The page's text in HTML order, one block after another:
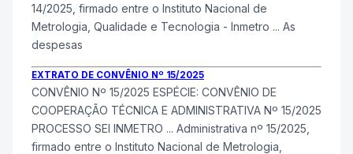
14/2025, firmado entre o Instituto Nacional de
Metrologia, Qualidade e Tecnologia - Inmetro ... As
despesas
EXTRATO DE CONVÊNIO Nº 15/2025
CONVÊNIO Nº 15/2025 ESPÉCIE: CONVÊNIO DE
COOPERAÇÃO TÉCNICA E ADMINISTRATIVA Nº 15/2025
PROCESSO SEI INMETRO ... Administrativa nº 15/2025,
firmado entre o Instituto Nacional de Metrologia,